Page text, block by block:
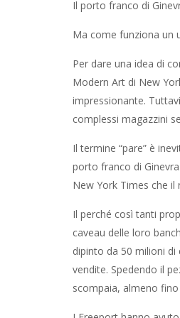
Il porto franco di
Ma come funziona un
Per dare una idea di
Modern Art di New
impressionante.
complessi magazzini
Il termine “pare” è
porto franco di
New York Times che
Il perché così tanti
caveau delle loro
dipinto da 50 milioni di
vendite. Spedendo il
scompaia, almeno